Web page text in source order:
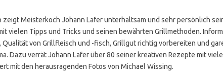
zeigt Meisterkoch Johann Lafer unterhaltsam und sehr persönlich
vielen Tipps und Tricks und seinen bewährten Grillmethoden.
Qualität von Grillfleisch und -fisch, Grillgut richtig vorbereiten und
Dazu verrät Johann Lafer über 80 seiner kreativen Rezepte mit
mit den herausragenden Fotos von Michael Wissing.